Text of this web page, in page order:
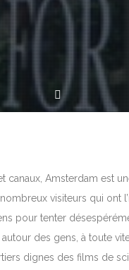
canaux, Amsterdam est
visiteurs qui
pour tenter
des gens, à toute
dignes des films de